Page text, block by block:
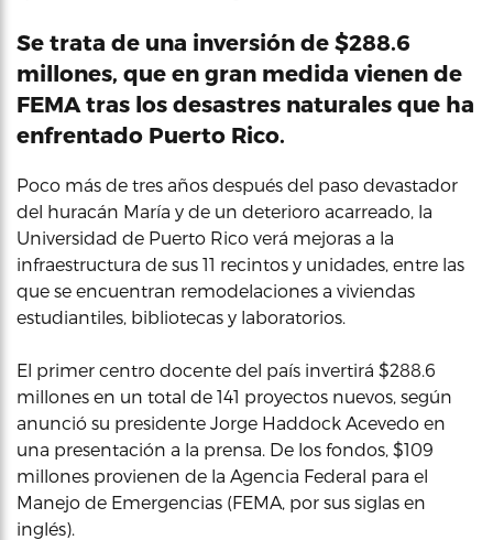
Se trata de una inversión de $288.6
millones, que en gran medida vienen de
FEMA tras los desastres naturales que ha
enfrentado Puerto Rico.
Poco más de tres años después del paso devastador
del huracán María y de un deterioro acarreado, la
Universidad de Puerto Rico verá mejoras a la
infraestructura de sus 11 recintos y unidades, entre las
que se encuentran remodelaciones a viviendas
estudiantiles, bibliotecas y laboratorios.
El primer centro docente del país invertirá $288.6
millones en un total de 141 proyectos nuevos, según
anunció su presidente Jorge Haddock Acevedo en
una presentación a la prensa. De los fondos, $109
millones provienen de la Agencia Federal para el
Manejo de Emergencias (FEMA, por sus siglas en
inglés).